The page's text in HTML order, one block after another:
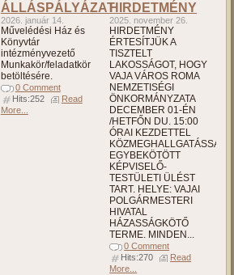
ÁLLÁSPÁLYÁZAT
2026. január 14.
Művelédési Ház és
Könyvtár
intézményvezető
Munkakör/feladatkör
betöltésére.
0 Comment
Hits:252
Read
More...
HIRDETMÉNY
2025. november 26.
HIRDETMÉNY
ÉRTESÍTJÜK A
TISZTELT
LAKOSSÁGOT, HOGY
VAJA VÁROS ROMA
NEMZETISÉGI
ÖNKORMÁNYZATA
DECEMBER 01-ÉN
/HETFŐN DU. 15:00
ÓRAI KEZDETTEL
KÖZMEGHALLGATÁSSAL
EGYBEKÖTÖTT
KÉPVISELŐ-
TESTÜLETI ÜLÉST
TART. HELYE: VAJAI
POLGÁRMESTERI
HIVATAL
HÁZASSÁGKÖTŐ
TERME. MINDEN...
0 Comment
Hits:270
Read
More...